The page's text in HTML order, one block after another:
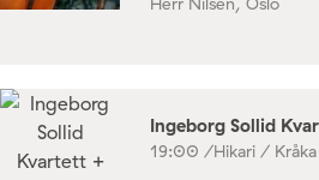
Ingeborg Sollid
19:00 /Hikari /